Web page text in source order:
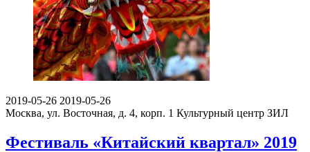
2019-05-26 2019-05-26
Москва, ул. Восточная, д. 4, корп. 1 Культурный центр ЗИЛ
Фестиваль «Китайский квартал» 2019